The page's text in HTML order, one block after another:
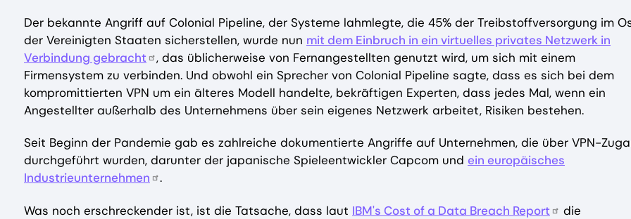
Der bekannte Angriff auf Colonial Pipeline, der Systeme lahmlegte, die 45% der Treibstoffversorgung im
der Vereinigten Staaten sicherstellen, wurde nun mit dem Einbruch in ein virtuelles privates Netzwerk in
Verbindung gebracht
, das üblicherweise von Fernangestellten genutzt wird, um sich mit einem
Firmensystem zu verbinden. Und obwohl ein Sprecher von Colonial Pipeline sagte, dass es sich bei dem
kompromittierten VPN um ein älteres Modell handelte, bekräftigen Experten, dass jedes Mal, wenn ein
Angestellter außerhalb des Unternehmens über sein eigenes Netzwerk arbeitet, Risiken bestehen.
Seit Beginn der Pandemie gab es zahlreiche dokumentierte Angriffe auf Unternehmen, die über VPN-
durchgeführt wurden, darunter der japanische Spieleentwickler Capcom und ein europäisches
Industrieunternehmen
.
Was noch erschreckender ist, ist die Tatsache, dass laut IBM's Cost of a Data Breach Report
die